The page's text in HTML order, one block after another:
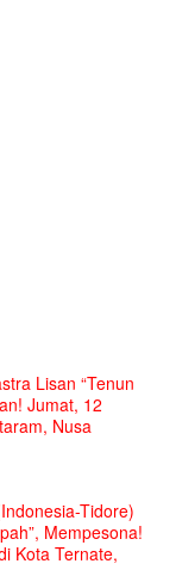
Lisan “Tenun
Jumat, 12
Nusa
Tidore)
Mempesona!
Kota Ternate,